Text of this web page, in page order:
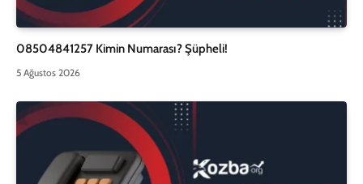
08504841257 Kimin Numarası? Şüpheli!
5 Ağustos 2026